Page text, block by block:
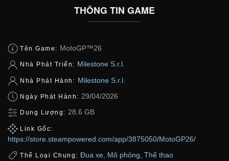
THÔNG TIN GAME
Tên Game: MotoGP™26
Nhà Phát Triển: Milestone S.r.l.
Nhà Phát Hành: Milestone S.r.l.
Ngày Phát Hành: 29/04/2026
Dung Lượng: 28.6 GB
Link Gốc:
https://store.steampowered.com/app/3875050/MotoGP26/
Thể Loại Chung: Đua xe Mô phỏng Thể thao